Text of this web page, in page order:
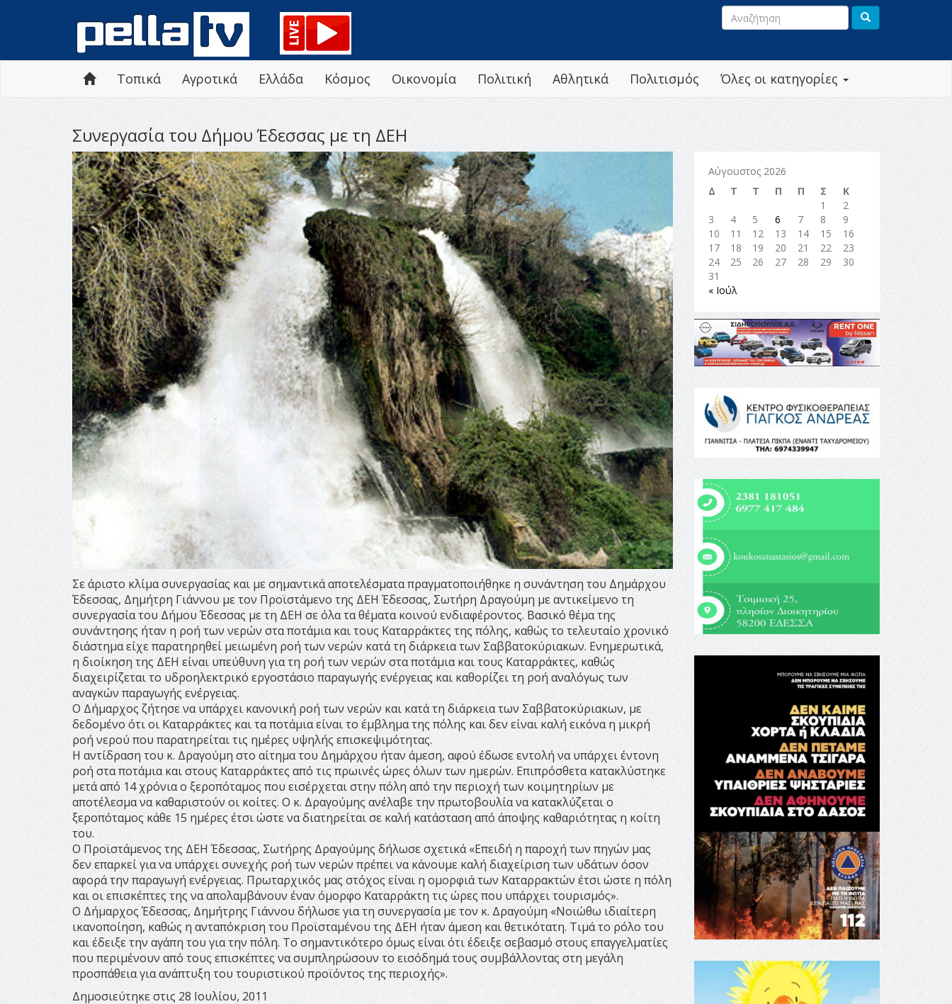
Όλες οι κατηγορίες
Τοπικά Αγροτικά Ελλάδα Κόσμος Οικονομία Πολιτική Αθλητικά Πολιτισμός
Συνεργασία του Δήμου Έδεσσας με τη ΔΕΗ
Σε άριστο κλίμα συνεργασίας και με σημαντικά αποτελέσματα πραγματοποιήθηκε η συνάντηση του Δημάρχου
Έδεσσας, Δημήτρη Γιάννου με τον Προϊστάμενο της ΔΕΗ Έδεσσας, Σωτήρη Δραγούμη με αντικείμενο τη
συνεργασία του Δήμου Έδεσσας με τη ΔΕΗ σε όλα τα θέματα κοινού ενδιαφέροντος. Βασικό θέμα της
συνάντησης ήταν η ροή των νερών στα ποτάμια και τους Καταρράκτες της πόλης, καθώς το τελευταίο χρονικό
διάστημα είχε παρατηρηθεί μειωμένη ροή των νερών κατά τη διάρκεια των Σαββατοκύριακων. Ενημερωτικά,
η διοίκηση της ΔΕΗ είναι υπεύθυνη για τη ροή των νερών στα ποτάμια και τους Καταρράκτες, καθώς
διαχειρίζεται το υδροηλεκτρικό εργοστάσιο παραγωγής ενέργειας και καθορίζει τη ροή αναλόγως των
αναγκών παραγωγής ενέργειας.
Ο Δήμαρχος ζήτησε να υπάρχει κανονική ροή των νερών και κατά τη διάρκεια των Σαββατοκύριακων, με
δεδομένο ότι οι Καταρράκτες και τα ποτάμια είναι το έμβλημα της πόλης και δεν είναι καλή εικόνα η μικρή
ροή νερού που παρατηρείται τις ημέρες υψηλής επισκεψιμότητας.
Η αντίδραση του κ. Δραγούμη στο αίτημα του Δημάρχου ήταν άμεση, αφού έδωσε εντολή να υπάρχει έντονη
ροή στα ποτάμια και στους Καταρράκτες από τις πρωινές ώρες όλων των ημερών. Επιπρόσθετα κατακλύστηκε
μετά από 14 χρόνια ο ξεροπόταμος που εισέρχεται στην πόλη από την περιοχή των κοιμητηρίων με
αποτέλεσμα να καθαριστούν οι κοίτες. Ο κ. Δραγούμης ανέλαβε την πρωτοβουλία να κατακλύζεται ο
ξεροπόταμος κάθε 15 ημέρες έτσι ώστε να διατηρείται σε καλή κατάσταση από άποψης καθαριότητας η κοίτη
του.
Ο Προϊστάμενος της ΔΕΗ Έδεσσας, Σωτήρης Δραγούμης δήλωσε σχετικά «Επειδή η παροχή των πηγών μας
δεν επαρκεί για να υπάρχει συνεχής ροή των νερών πρέπει να κάνουμε καλή διαχείριση των υδάτων όσον
αφορά την παραγωγή ενέργειας. Πρωταρχικός μας στόχος είναι η ομορφιά των Καταρρακτών έτσι ώστε η πόλη
και οι επισκέπτες της να απολαμβάνουν έναν όμορφο Καταρράκτη τις ώρες που υπάρχει τουρισμός».
Ο Δήμαρχος Έδεσσας, Δημήτρης Γιάννου δήλωσε για τη συνεργασία με τον κ. Δραγούμη «Νοιώθω ιδιαίτερη
ικανοποίηση, καθώς η ανταπόκριση του Προϊσταμένου της ΔΕΗ ήταν άμεση και θετικότατη. Τιμά το ρόλο του
και έδειξε την αγάπη του για την πόλη. Το σημαντικότερο όμως είναι ότι έδειξε σεβασμό στους επαγγελματίες
που περιμένουν από τους επισκέπτες να συμπληρώσουν το εισόδημά τους συμβάλλοντας στη μεγάλη
προσπάθεια για ανάπτυξη του τουριστικού προϊόντος της περιοχής».
Δημοσιεύτηκε στις 28 Ιουλίου, 2011
Αύγουστος 2026
Δ
Τ Τ Π Π Σ
Κ
1
2
3
4 5 6 7 8
9
10
11 12 13 14 15
16
17
18 19 20 21 22
23
24
25 26 27 28 29
30
31
« Ιούλ